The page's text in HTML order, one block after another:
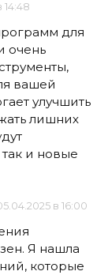
14:48
для
очень
вашей
улучшить
лишних
и новые
в 16:00
Я нашла
которые